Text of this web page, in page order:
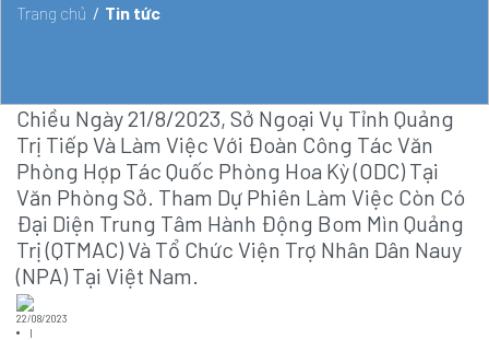
Trang chủ / Tin tức
Chiều Ngày 21/8/2023, Sở Ngoại Vụ Tỉnh Quảng
Trị Tiếp Và Làm Việc Với Đoàn Công Tác Văn
Phòng Hợp Tác Quốc Phòng Hoa Kỳ (ODC) Tại
Văn Phòng Sở. Tham Dự Phiên Làm Việc Còn Có
Đại Diện Trung Tâm Hành Động Bom Mìn Quảng
Trị (QTMAC) Và Tổ Chức Viện Trợ Nhân Dân Nauy
(NPA) Tại Việt Nam.
22/08/2023
|